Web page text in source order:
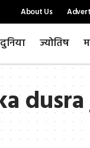
About Us
दुनिया ज्योतिष